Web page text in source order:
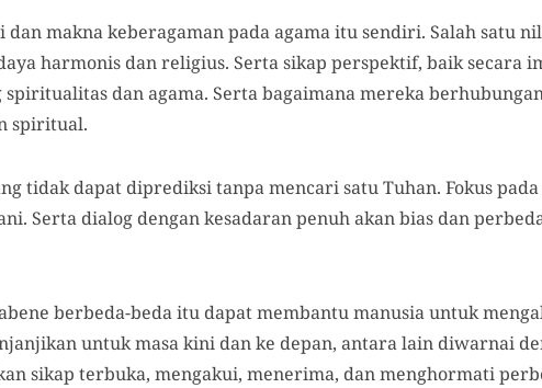
makna keberagaman pada agama itu sendiri. Salah satu
harmonis dan religius. Serta sikap perspektif, baik secara
spiritualitas dan agama. Serta bagaimana mereka
spiritual.
tidak dapat diprediksi tanpa mencari satu Tuhan. Fokus
Serta dialog dengan kesadaran penuh akan bias dan
berbeda-beda itu dapat membantu manusia untuk
untuk masa kini dan ke depan, antara lain diwarnai
sikap terbuka, mengakui, menerima, dan menghormati